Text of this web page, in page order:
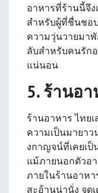
อาหารที่ร้านนี้จึ
สำหรับผู้ที่ชื่นชอ
ความวุ่นวายมา
ลับสำหรับคนรัก
แน่นอน
5. ร้านอา
ร้านอาหาร ไทย
ความเป็นมายาว
งกาญจน์ที่เคยเ
แม้ภายนอกตัวอ
ภายในร้านอาห
สะอ้านน่านั่ง จุด